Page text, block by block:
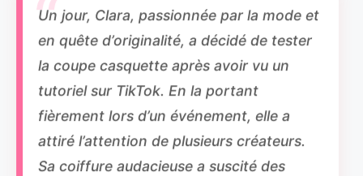
Un jour, Clara, passionnée par la mode et
en quête d’originalité, a décidé de tester
la coupe casquette après avoir vu un
tutoriel sur TikTok. En la portant
fièrement lors d’un événement, elle a
attiré l’attention de plusieurs créateurs.
Sa coiffure audacieuse a suscité des